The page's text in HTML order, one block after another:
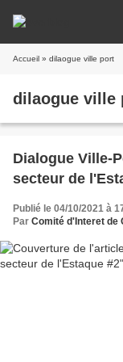
Accueil » dilaogue ville port
dilaogue ville
Dialogue Ville-
secteur de
Publié le 04/10/2021 à
Par Comité d'Interet de